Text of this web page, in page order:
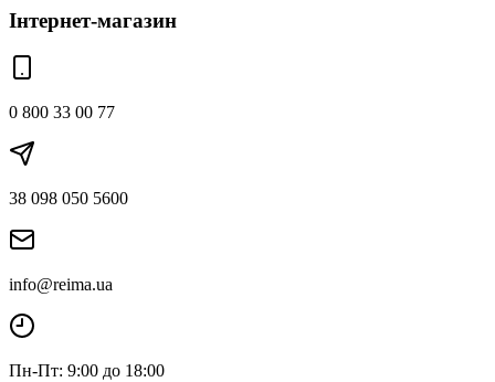
Інтернет-магазин
0 800 33 00 77
38 098 050 5600
info@reima.ua
Пн-Пт: 9:00 до 18:00